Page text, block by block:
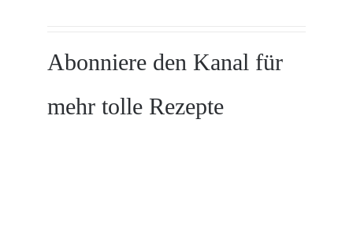
Abonniere den Kanal für
mehr tolle Rezepte